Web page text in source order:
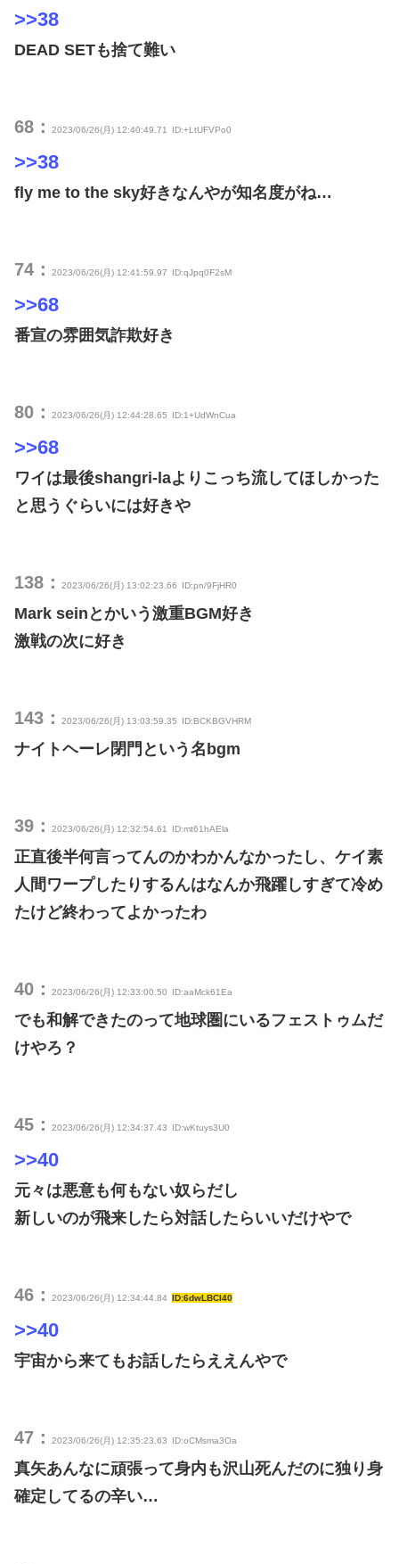
>>38
DEAD SETも捨て難い
68： 2023/06/26(月) 12:40:49.71 ID:+LtUFVPo0
>>38
fly me to the sky好きなんやが知名度がね…
74： 2023/06/26(月) 12:41:59.97 ID:qJpq0F2sM
>>68
番宣の雰囲気詐欺好き
80： 2023/06/26(月) 12:44:28.65 ID:1+UdWnCua
>>68
ワイは最後shangri-laよりこっち流してほしかった
と思うぐらいには好きや
138： 2023/06/26(月) 13:02:23.66 ID:pn/9FjHR0
Mark seinとかいう激重BGM好き
激戦の次に好き
143： 2023/06/26(月) 13:03:59.35 ID:BCKBGVHRM
ナイトヘーレ閉門という名bgm
39： 2023/06/26(月) 12:32:54.61 ID:mt61hAEla
正直後半何言ってんのかわかんなかったし、ケイ素
人間ワープしたりするんはなんか飛躍しすぎて冷め
たけど終わってよかったわ
40： 2023/06/26(月) 12:33:00.50 ID:aaMck61Ea
でも和解できたのって地球圏にいるフェストゥムだ
けやろ？
45： 2023/06/26(月) 12:34:37.43 ID:wKtuys3U0
>>40
元々は悪意も何もない奴らだし
新しいのが飛来したら対話したらいいだけやで
46： 2023/06/26(月) 12:34:44.84 ID:6dwLBCI40
>>40
宇宙から来てもお話したらええんやで
47： 2023/06/26(月) 12:35:23.63 ID:oCMsma3Oa
真矢あんなに頑張って身内も沢山死んだのに独り身
確定してるの辛い…